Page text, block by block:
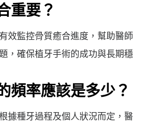
重要？
效監控骨質癒合進度，幫助醫師
，確保植牙手術的成功與長期穩
頻率應該是多少？
據種牙過程及個人狀況而定，醫